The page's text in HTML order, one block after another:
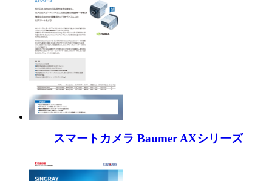
スマートカメラ Baumer AXシリーズ